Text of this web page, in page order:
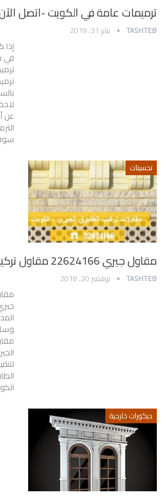
ترميمات عامة في الكويت -اتصل الآن
TASHTEB يناير 31, 2019
في
عن
تحسينات
مقاول جيري 22624166 مقاول تركيب طابوق جيري
TASHTEB نوفمبر 20, 2018
ديكورات خارجية